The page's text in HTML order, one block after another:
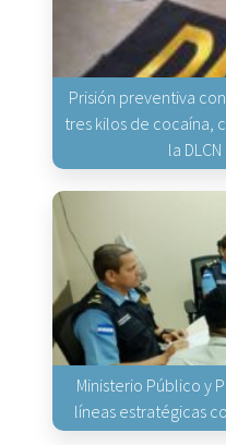
Prisión preventiva
tres kilos de cocaína,
la
Ministerio Público y
líneas estratégicas